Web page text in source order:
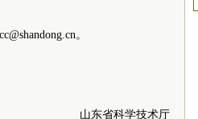
。
山东省科学技术厅